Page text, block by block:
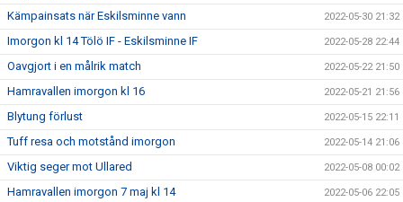
Kämpainsats när Eskilsminne vann 2022-05-30 21:32
Imorgon kl 14 Tölö IF - Eskilsminne IF 2022-05-28 22:44
Oavgjort i en målrik match 2022-05-22 21:50
Hamravallen imorgon kl 16 2022-05-21 21:56
Blytung förlust 2022-05-15 22:11
Tuff resa och motstånd imorgon 2022-05-14 21:06
Viktig seger mot Ullared 2022-05-08 00:02
Hamravallen imorgon 7 maj kl 14 2022-05-06 22:05